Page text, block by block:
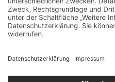
IMPRESSUM
LIEBHOF